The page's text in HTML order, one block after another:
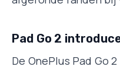
Pad Go 2
De OnePlus Pad Go